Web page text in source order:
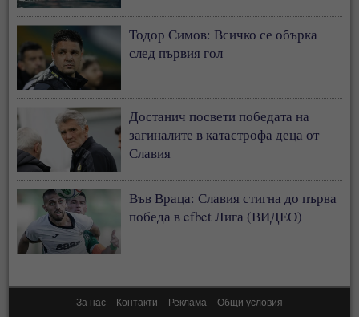
Тодор Симов: Всичко се обърка
след първия гол
Достанич посвети победата на
загиналите в катастрофа деца от
Славия
Във Враца: Славия стигна до първа
победа в efbet Лига (ВИДЕО)
За нас Контакти Реклама Общи условия